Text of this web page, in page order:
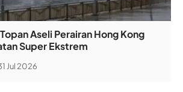
Aseli Perairan Hong Kong
Super Ekstrem
Jul 2026